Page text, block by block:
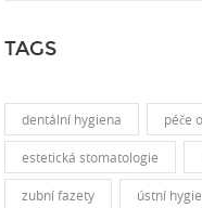
TAGS
dentální hygiena péče
estetická stomatologie
zubní fazety ústní